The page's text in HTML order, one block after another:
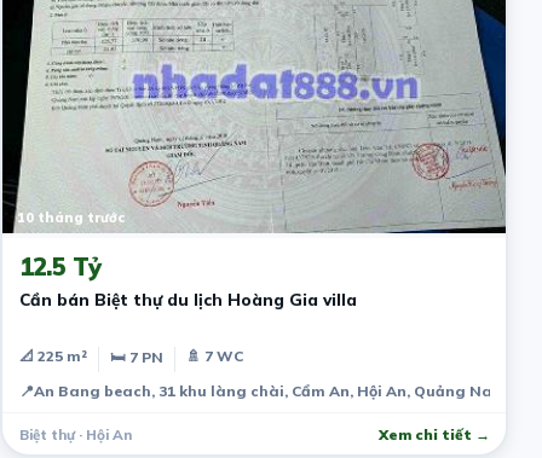
10 tháng trước
12.5 Tỷ
Cần bán Biệt thự du lịch Hoàng Gia villa
📐 225 m² 🛏 7 PN
🚿 7 WC
📍An Bang beach, 31 khu làng chài, Cẩm An, Hội An, Quảng Nam
Biệt thự · Hội An Xem chi tiết →